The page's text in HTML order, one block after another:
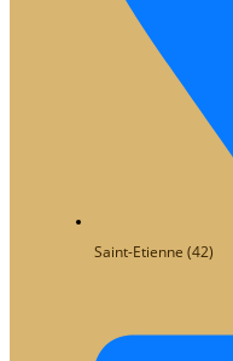
Saint-Etienne (42)